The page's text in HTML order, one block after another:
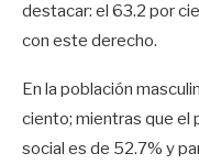
destacar: el 63.2 por
con este derecho.
En la población
ciento; mientras que el
social es de 52.7% y